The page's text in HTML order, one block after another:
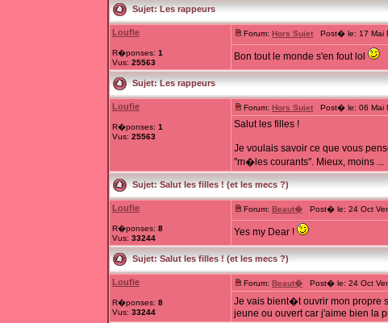
Sujet:Les rappeurs
Loufie
R�ponses: 1
Vus: 25563
Forum: Hors Sujet Post� le: 17 Mai
Bon tout le monde s'en fout lol
Sujet:Les rappeurs
Loufie
R�ponses: 1
Vus: 25563
Forum: Hors Sujet Post� le: 06 Mai
Salut les filles !
Je voulais savoir ce que vous
"m�les courants". Mieux, moins ...
Sujet:Salut les filles ! (et les mecs ?)
Loufie
R�ponses: 8
Vus: 33244
Forum: Beaut� Post� le: 24 Oct
Yes my Dear !
Sujet:Salut les filles ! (et les mecs ?)
Loufie
R�ponses: 8
Vus: 33244
Forum: Beaut� Post� le: 24 Oct
Je vais bient�t ouvrir mon propre
jeune ou ouvert car j'aime bien la